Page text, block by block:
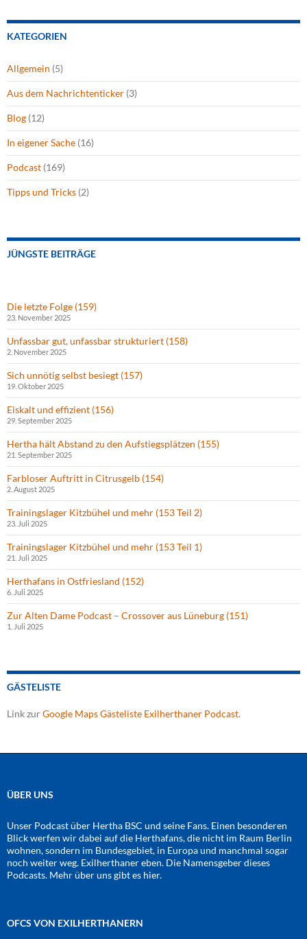
KATEGORIEN
Allgemein (5)
Aus dem Nachrichtenticker (3)
Blog (12)
In eigener Sache (16)
Podcast (169)
Tipps und Tricks (2)
JÜNGSTE BEITRÄGE
Die letzte Folge (159)
23. November 2025
Unfassbar gut, unfassbar strukturiert (158)
2. November 2025
Sich unnötig selbst besiegt (157)
19. Oktober 2025
Eiskalt und effizient (156)
29. September 2025
Hertha hält Abstand zu den Aufstiegsplätzen (155)
21. September 2025
Farbloser Auftritt in Citrusgelb (154)
2. August 2025
Trainingslager Kitzbühel und mehr (153 Teil 2)
23. Juli 2025
Trainingslager Kitzbühel und mehr (153 Teil 1)
21. Juli 2025
Herthafans in Ostfriesland (152)
6. Juli 2025
Zur Alten Dame Podcast – Crossover aus Lüneburg (151)
1. Juli 2025
GÄSTELISTE
Link zurGoogle Maps Gästeliste Exilherthaner Podcast.
ÜBER UNS
Unser Podcast über Hertha BSC und seine Fans. Einen besonderen
Blick werfen wir dabei auf die Herthafans, die nicht im Raum Berlin
wohnen, sondern im Bundesgebiet, in Europa und manchmal sogar
noch weiter weg. Exilherthaner eben. Die Namensgeber dieses
Podcasts. Mehr über uns gibt es hier.
OFCS VON EXILHERTHANERN